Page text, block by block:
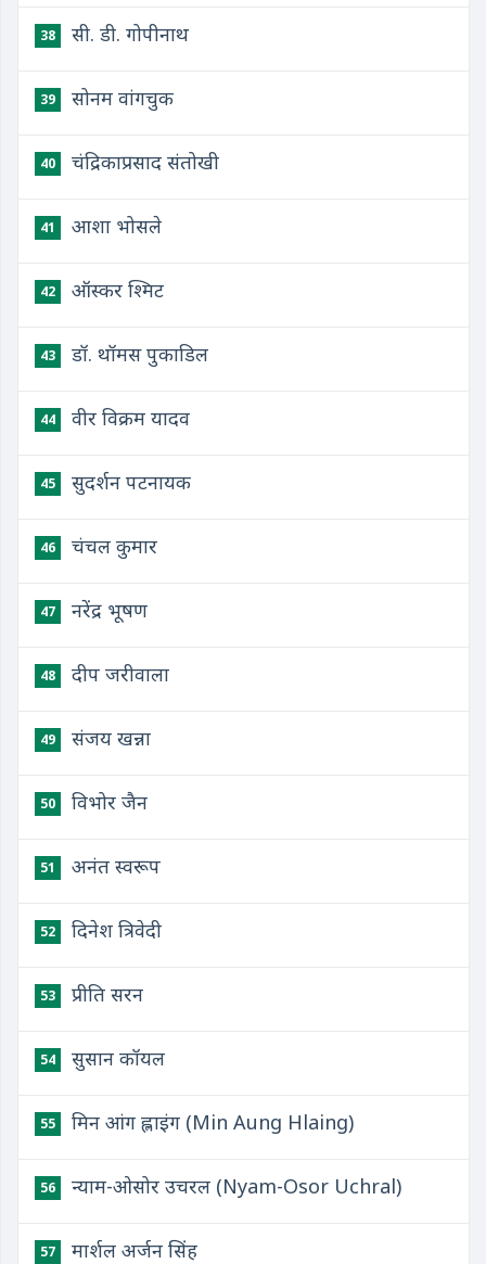
38 सी. डी. गोपीनाथ
39 सोनम वांगचुक
40 चंद्रिकाप्रसाद संतोखी
41 आशा भोसले
42 ऑस्कर श्मिट
43 डॉ. थॉमस पुकाडिल
44 वीर विक्रम यादव
45 सुदर्शन पटनायक
46 चंचल कुमार
47 नरेंद्र भूषण
48 दीप जरीवाला
49 संजय खन्ना
50 विभोर जैन
51 अनंत स्वरूप
52 दिनेश त्रिवेदी
53 प्रीति सरन
54 सुसान कॉयल
55 मिन आंग ह्लाइंग (Min Aung Hlaing)
56 न्याम-ओसोर उचरल (Nyam-Osor Uchral)
57 मार्शल अर्जन सिंह